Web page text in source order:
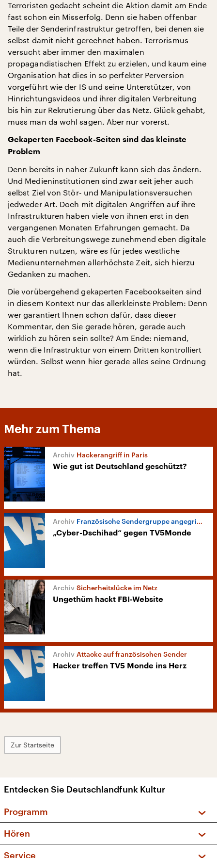
Terroristen gedacht scheint die Aktion damit am Ende
fast schon ein Misserfolg. Denn sie haben offenbar
Teile der Senderinfrastruktur getroffen, bei denen sie
selbst damit nicht gerechnet haben. Terrorismus
versucht aber immer den maximalen
propagandistischen Effekt zu erzielen, und kaum eine
Organisation hat dies in so perfekter Perversion
vorgeführt wie der IS und seine Unterstützer, von
Hinrichtungsvideos und ihrer digitalen Verbreitung
bis hin zur Rekrutierung über das Netz. Glück gehabt,
muss man da wohl sagen. Aber nur vorerst.
Gekaperten Facebook-Seiten sind das kleinste
Problem
Denn bereits in naher Zukunft kann sich das ändern.
Und Medieninstitutionen sind zwar seit jeher auch
selbst Ziel von Stör- und Manipulationsversuchen
jedweder Art. Doch mit digitalen Angriffen auf ihre
Infrastrukturen haben viele von ihnen erst in den
vergangenen Monaten Erfahrungen gemacht. Da
auch die Verbreitungswege zunehmend eben digitale
Strukturen nutzen, wäre es für jedes westliche
Medienunternehmen allerhöchste Zeit, sich hierzu
Gedanken zu machen.
Die vorübergehend gekaperten Facebookseiten sind
in diesem Kontext nur das allerkleinste Problem: Denn
wer garantiert Ihnen schon dafür, dass dieser
Kommentar, den Sie gerade hören, gerade auch
wirklich zu hören sein sollte? Am Ende: niemand,
wenn die Infrastruktur von einem Dritten kontrolliert
würden. Selbst wenn hier gerade alles seine Ordnung
hat.
Mehr zum Thema
Hackerangriff in Paris
Wie gut ist Deutschland geschützt?
Französische Sendergruppe angegriffen
„Cyber-Dschihad“ gegen TV5Monde
Sicherheitslücke im Netz
Ungethüm hackt FBI-Website
Attacke auf französischen Sender
Hacker treffen TV5 Monde ins Herz
Zur Startseite
Entdecken Sie Deutschlandfunk Kultur
Programm
Sendungen und Podcasts
Hören
Service